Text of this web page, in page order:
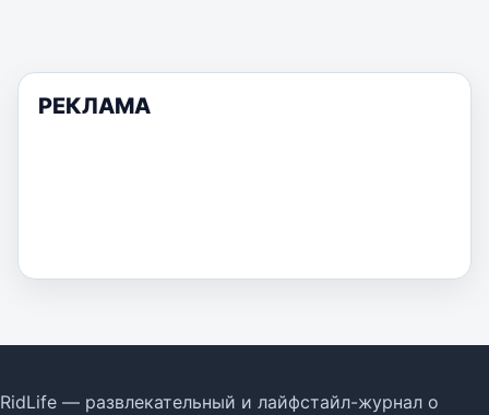
РЕКЛАМА
RidLife — развлекательный и лайфстайл-журнал о